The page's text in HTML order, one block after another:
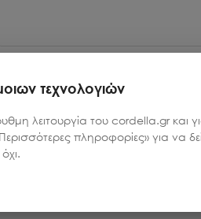
Αποστολή μηνύματος
να έχετε
τεχνολογιών
λειτουργία του cordella.gr
πληροφορίες» για να